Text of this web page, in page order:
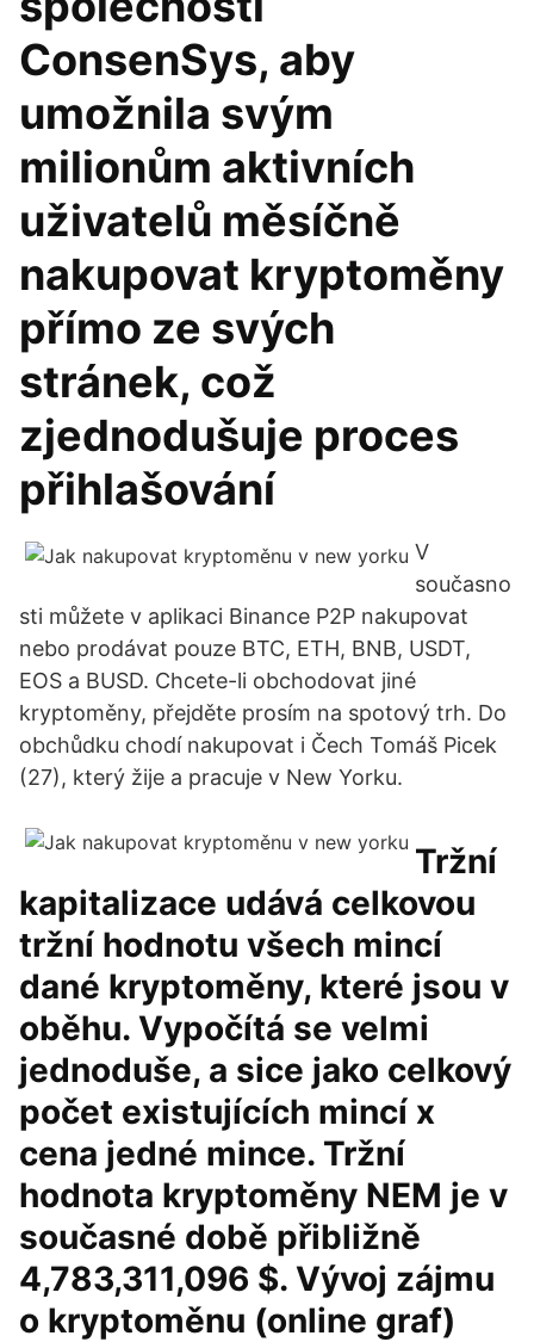
ConsenSys, aby
umožnila svým
milionům aktivních
uživatelů měsíčně
nakupovat kryptoměny
přímo ze svých
stránek, což
zjednodušuje proces
přihlašování
V
současno
sti můžete v aplikaci Binance P2P nakupovat
nebo prodávat pouze BTC, ETH, BNB, USDT,
EOS a BUSD. Chcete-li obchodovat jiné
kryptoměny, přejděte prosím na spotový trh. Do
obchůdku chodí nakupovat i Čech Tomáš Picek
(27), který žije a pracuje v New Yorku.
Tržní
kapitalizace udává celkovou
tržní hodnotu všech mincí
dané kryptoměny, které jsou v
oběhu. Vypočítá se velmi
jednoduše, a sice jako celkový
počet existujících mincí x
cena jedné mince. Tržní
hodnota kryptoměny NEM je v
současné době přibližně
4,783,311,096 $. Vývoj zájmu
o kryptoměnu (online graf)